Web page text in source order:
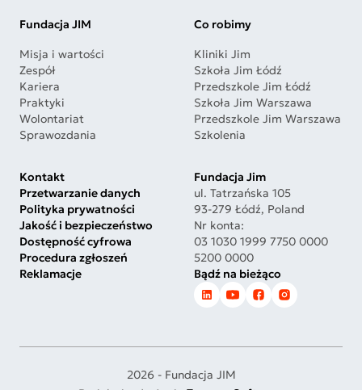
Fundacja JIM
Misja i wartości
Zespół
Kariera
Praktyki
Wolontariat
Sprawozdania
Co robimy
Kliniki Jim
Szkoła Jim Łódź
Przedszkole Jim Łódź
Szkoła Jim Warszawa
Przedszkole Jim Warszawa
Szkolenia
Kontakt
Przetwarzanie danych
Polityka prywatności
Jakość i bezpieczeństwo
Dostępność cyfrowa
Procedura zgłoszeń
Reklamacje
Fundacja Jim
ul. Tatrzańska 105
93-279 Łódź, Poland
Nr konta:
03 1030 1999 7750 0000
5200 0000
Bądź na bieżąco
2026 - Fundacja JIM